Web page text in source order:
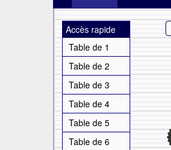
Accès rapide
Table de 1
Table de 2
Table de 3
Table de 4
Table de 5
Table de 6